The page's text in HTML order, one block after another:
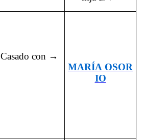
Casado con →
MARÍA OSOR
IO